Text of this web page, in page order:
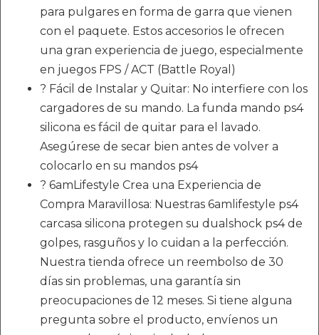
para pulgares en forma de garra que vienen
con el paquete. Estos accesorios le ofrecen
una gran experiencia de juego, especialmente
en juegos FPS / ACT (Battle Royal)
? Fácil de Instalar y Quitar: No interfiere con los
cargadores de su mando. La funda mando ps4
silicona es fácil de quitar para el lavado.
Asegúrese de secar bien antes de volver a
colocarlo en su mandos ps4
? 6amLifestyle Crea una Experiencia de
Compra Maravillosa: Nuestras 6amlifestyle ps4
carcasa silicona protegen su dualshock ps4 de
golpes, rasguños y lo cuidan a la perfección.
Nuestra tienda ofrece un reembolso de 30
días sin problemas, una garantía sin
preocupaciones de 12 meses. Si tiene alguna
pregunta sobre el producto, envíenos un